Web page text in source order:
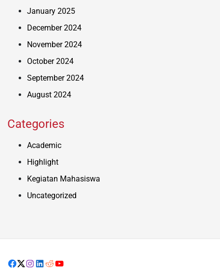
January 2025
December 2024
November 2024
October 2024
September 2024
August 2024
Categories
Academic
Highlight
Kegiatan Mahasiswa
Uncategorized